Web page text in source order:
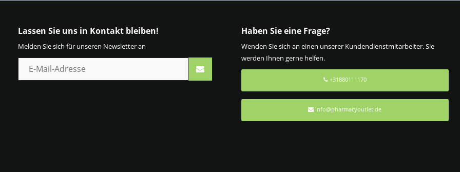
Lassen Sie uns in Kontakt bleiben!
Melden Sie sich für unseren Newsletter an
Haben Sie eine Frage?
Wenden Sie sich an einen unserer Kundendienstmitarbeiter. Sie
werden Ihnen gerne helfen.
+31880111170
info@pharmacyoutlet.de